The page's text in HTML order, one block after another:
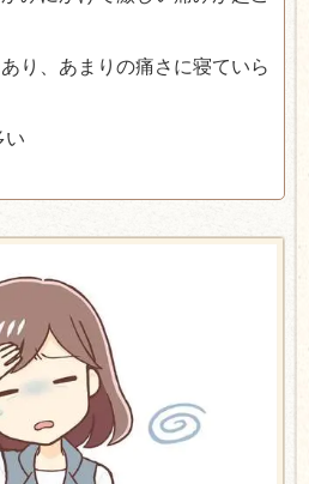
り、あまりの痛さに寝ていら
に多い